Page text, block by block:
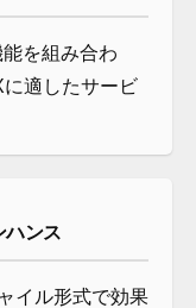
を組み合わ
適したサービ
ハンス
イル形式で効果